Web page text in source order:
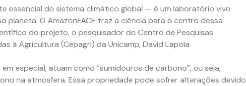
essencial do sistema climático global — é um laboratório vivo
O AmazonFACE traz a ciência para o centro dessa
do projeto, o pesquisador do Centro de Pesquisas
à Agricultura (Cepagri) da Unicamp, David Lapola.
especial, atuam como “sumidouros de carbono”, ou seja,
na atmosfera. Essa propriedade pode sofrer alterações devido